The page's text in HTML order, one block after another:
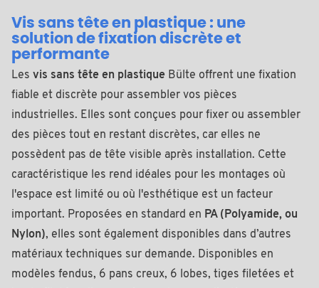
Vis sans tête en plastique : une
solution de fixation discrète et
performante
Les vis sans tête en plastique Bülte offrent une fixation
fiable et discrète pour assembler vos pièces
industrielles. Elles sont conçues pour fixer ou assembler
des pièces tout en restant discrètes, car elles ne
possèdent pas de tête visible après installation. Cette
caractéristique les rend idéales pour les montages où
l'espace est limité ou où l'esthétique est un facteur
important. Proposées en standard en PA (Polyamide, ou
Nylon), elles sont également disponibles dans d’autres
matériaux techniques sur demande. Disponibles en
modèles fendus, 6 pans creux, 6 lobes, tiges filetées et